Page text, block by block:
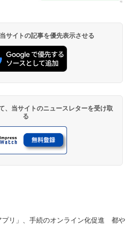
サイトの記事を優先表示させる
、当サイトのニュースレターを受け取
る
プリ」、手続のオンライン化促進　都や